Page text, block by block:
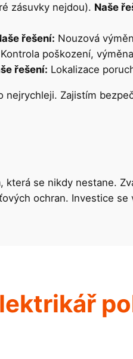
zásuvky nejdou). Naše
řešení: Nouzová
Kontrola poškození,
řešení: Lokalizace
nejrychleji. Zajistím
se nikdy nestane.
ochran. Investice